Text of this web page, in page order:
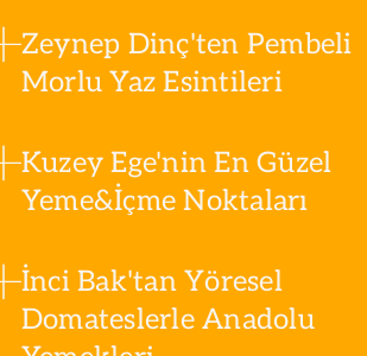
Zeynep Dinç'ten Pembeli
Morlu Yaz Esintileri
Kuzey Ege'nin En Güzel
Yeme&İçme Noktaları
İnci Bak'tan Yöresel
Domateslerle Anadolu